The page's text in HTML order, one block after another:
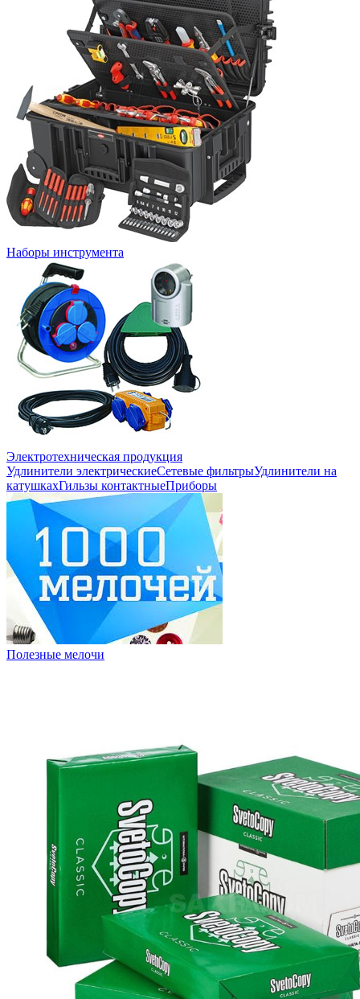
Наборы инструмента
Электротехническая продукция
Удлинители электрическиеСетевые фильтрыУдлинители на
катушкахГильзы контактныеПриборы
Полезные мелочи